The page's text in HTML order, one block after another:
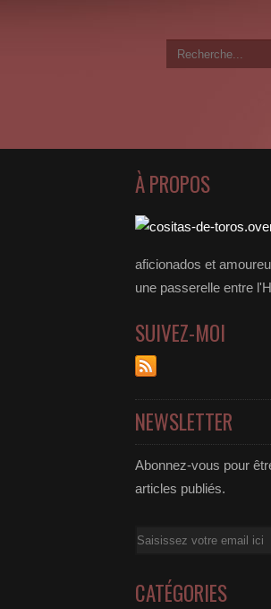
À PROPOS
aficionados et
une passerelle entre
SUIVEZ-MOI
NEWSLETTER
Abonnez-vous pour
articles publiés.
Email
CATÉGORIES